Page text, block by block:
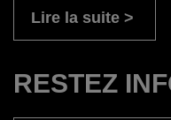
Lire la suite
RESTEZ